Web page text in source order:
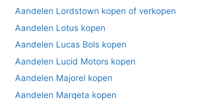
Aandelen Lordstown kopen of verkopen
Aandelen Lotus kopen
Aandelen Lucas Bols kopen
Aandelen Lucid Motors kopen
Aandelen Majorel kopen
Aandelen Marqeta kopen